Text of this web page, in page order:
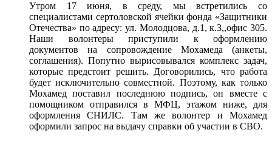
Утром 17 июня, в среду, мы встретились со
специалистами сертоловской ячейки фонда «Защитники
Отечества» по адресу: ул. Молодцова, д.1, к.3,,офис 305.
Наши волонтеры приступили к оформлению
документов на сопровождение Мохамеда (анкеты,
соглашения). Попутно вырисовывался комплекс задач,
которые предстоит решить. Договорились, что работа
будет исключительно совместной. Поэтому, как только
Мохамед поставил последнюю подпись, он вместе с
помощником отправился в МФЦ, этажом ниже, для
оформления СНИЛС. Там же волонтер и Мохамед
оформили запрос на выдачу справки об участии в СВО.